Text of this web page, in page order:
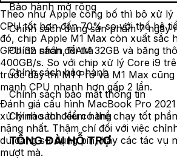
Theo như Apple công bố thì bộ xử lý
CPU tốt hơn đến 70% so với thế hệ
đó, chip Apple M1 Max còn xuất sắc
GPU 32 nhân, RAM 32GB và băng
400GB/s. So với chip xử lý Core i9
trước đây thì M1 Pro và M1 Max
mạnh CPU nhanh hơn gấp 2 lần.
Đánh giá cấu hình MacBook Pro
xử lý nào thì đều có thể chạy tốt
nặng nhất. Thậm chí đối với việc
du đang sử dụng pin, hay các tác vụ
mượt mà.
Bảo hành mở rộng
Chính sách dùng sản phẩm 7 ngày
Chính sách đổi trả
Chính sách bảo hành
Chính sách bảo mật thông tin
Chính sách kiểm hàng
TỔNG ĐÀI HỖ TRỢ